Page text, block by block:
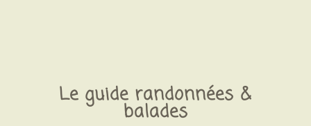
Le guide randonnées &
balades